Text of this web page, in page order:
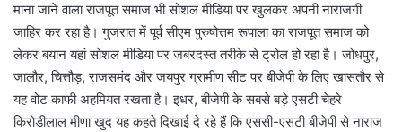
माना जाने वाला राजपूत समाज भी सोशल मीडिया पर खुलकर अपनी नाराजगी
जाहिर कर रहा है। गुजरात में पूर्व सीएम पुरुषोत्तम रूपाला का राजपूत समाज को
लेकर बयान यहां सोशल मीडिया पर जबरदस्त तरीके से ट्रोल हो रहा है। जोधपुर,
जालौर, चित्तौड़, राजसमंद और जयपुर ग्रामीण सीट पर बीजेपी के लिए खासतौर से
यह वोट काफी अहमियत रखता है। इधर, बीजेपी के सबसे बड़े एसटी चेहरे
किरोड़ीलाल मीणा खुद यह कहते दिखाई दे रहे हैं कि एससी-एसटी बीजेपी से नाराज